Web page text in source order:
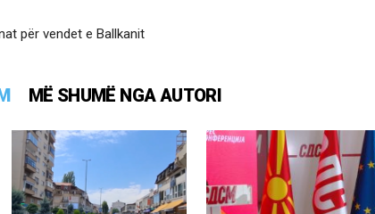
për vendet e Ballkanit
MË SHUMË NGA AUTORI